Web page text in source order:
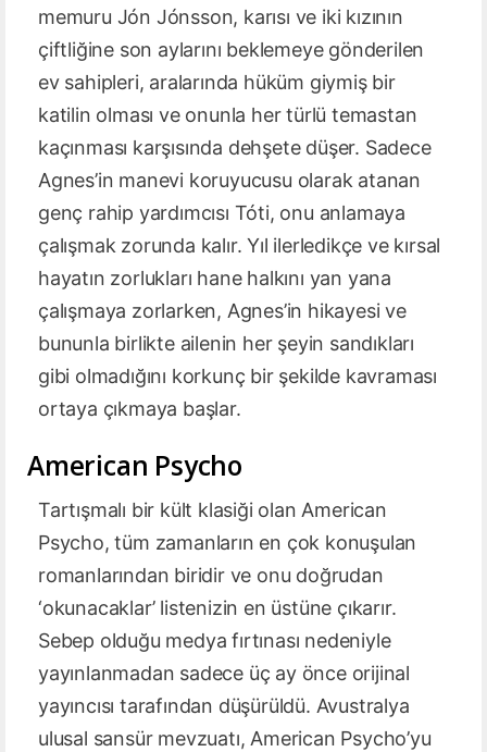
memuru Jón Jónsson, karısı ve iki kızının
çiftliğine son aylarını beklemeye gönderilen
ev sahipleri, aralarında hüküm giymiş bir
katilin olması ve onunla her türlü temastan
kaçınması karşısında dehşete düşer. Sadece
Agnes’in manevi koruyucusu olarak atanan
genç rahip yardımcısı Tóti, onu anlamaya
çalışmak zorunda kalır. Yıl ilerledikçe ve kırsal
hayatın zorlukları hane halkını yan yana
çalışmaya zorlarken, Agnes’in hikayesi ve
bununla birlikte ailenin her şeyin sandıkları
gibi olmadığını korkunç bir şekilde kavraması
ortaya çıkmaya başlar.
American Psycho
Tartışmalı bir kült klasiği olan American
Psycho, tüm zamanların en çok konuşulan
romanlarından biridir ve onu doğrudan
‘okunacaklar’ listenizin en üstüne çıkarır.
Sebep olduğu medya fırtınası nedeniyle
yayınlanmadan sadece üç ay önce orijinal
yayıncısı tarafından düşürüldü. Avustralya
ulusal sansür mevzuatı, American Psycho’yu